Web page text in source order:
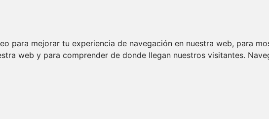
para mejorar tu experiencia de navegación en nuestra web, para
web y para comprender de donde llegan nuestros visitantes.